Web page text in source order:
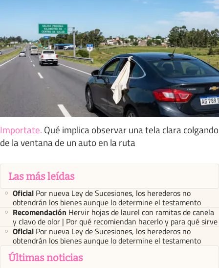
Importate. Qué implica observar una tela clara colgando
de la ventana de un auto en la ruta
Las más leídas
Oficial Por nueva Ley de Sucesiones, los herederos no
obtendrán los bienes aunque lo determine el testamento
Recomendación Hervir hojas de laurel con ramitas de canela
y clavo de olor | Por qué recomiendan hacerlo y para qué sirve
Oficial Por nueva Ley de Sucesiones, los herederos no
obtendrán los bienes aunque lo determine el testamento
Últimas noticias